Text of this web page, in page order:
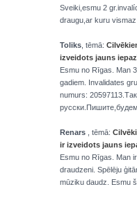
Sveiki,esmu 2
draugu,ar kuru vismaz
Toliks , tēmā:
izveidots jauns
Esmu no Rīgas. Man
gadiem. Invalidates
numurs:
Renars , tēmā:
ir izveidots jauns
Esmu no Rīgas. Man
draudzeni. Spēlēju
mūziku daudz. Esmu